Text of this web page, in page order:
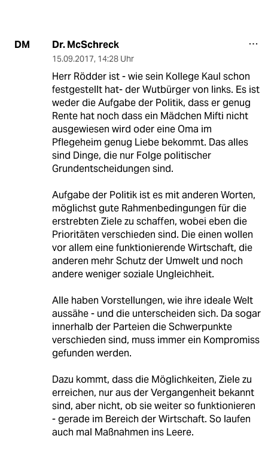
DM Dr. McSchreck
15.09.2017, 14:28 Uhr
Herr Rödder ist - wie sein Kollege Kaul schon
festgestellt hat- der Wutbürger von links. Es ist
weder die Aufgabe der Politik, dass er genug
Rente hat noch dass ein Mädchen Mifti nicht
ausgewiesen wird oder eine Oma im
Pflegeheim genug Liebe bekommt. Das alles
sind Dinge, die nur Folge politischer
Grundentscheidungen sind.
Aufgabe der Politik ist es mit anderen Worten,
möglichst gute Rahmenbedingungen für die
erstrebten Ziele zu schaffen, wobei eben die
Prioritäten verschieden sind. Die einen wollen
vor allem eine funktionierende Wirtschaft, die
anderen mehr Schutz der Umwelt und noch
andere weniger soziale Ungleichheit.
Alle haben Vorstellungen, wie ihre ideale Welt
aussähe - und die unterscheiden sich. Da sogar
innerhalb der Parteien die Schwerpunkte
verschieden sind, muss immer ein Kompromiss
gefunden werden.
Dazu kommt, dass die Möglichkeiten, Ziele zu
erreichen, nur aus der Vergangenheit bekannt
sind, aber nicht, ob sie weiter so funktionieren
- gerade im Bereich der Wirtschaft. So laufen
auch mal Maßnahmen ins Leere.